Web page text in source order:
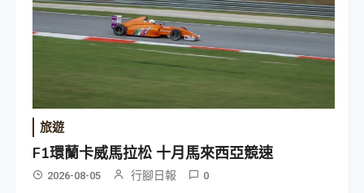
旅遊
F1環蘭卡威馬拉松 十月馬來西亞競速
2026-08-05 行腳日報 0